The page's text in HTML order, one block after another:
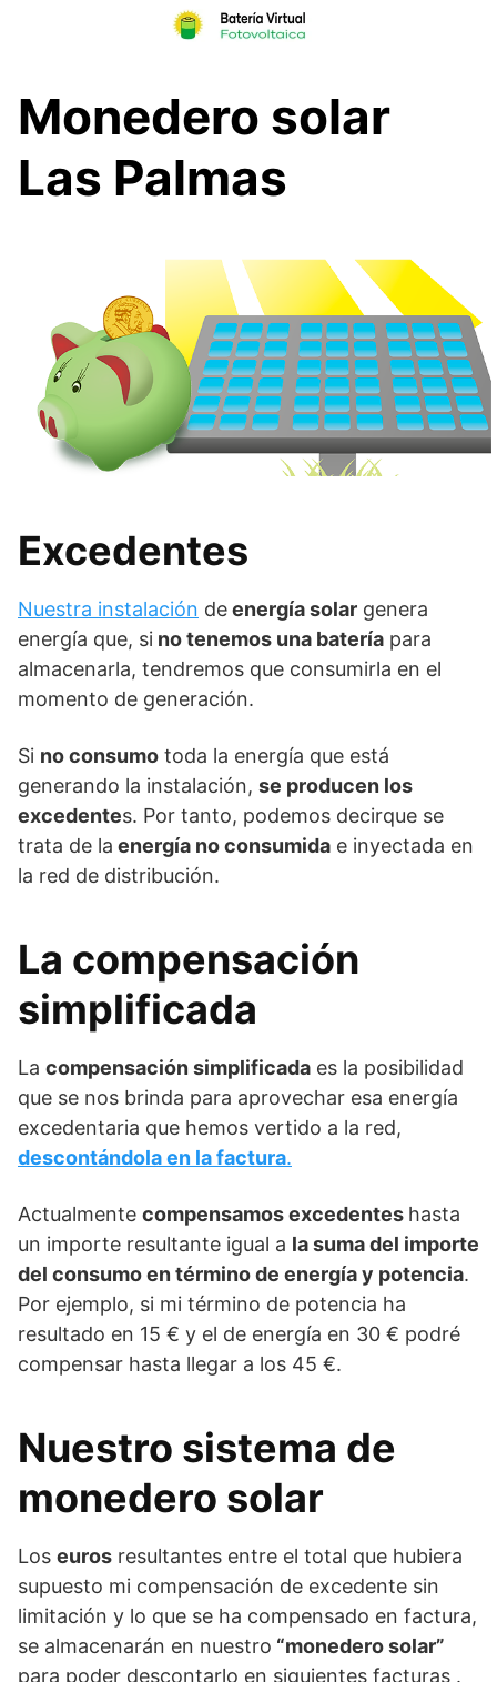
Monedero solar
Las Palmas
Excedentes
Nuestra instalación deenergía solar genera
energía que, si no tenemos una batería para
almacenarla, tendremos que consumirla en el
momento de generación.
Si no consumo toda la energía que está
generando la instalación, se producen los
excedentes. Por tanto, podemos decirque se
trata de la energía no consumida e inyectada en
la red de distribución.
La compensación
simplificada
La compensación simplificada es la posibilidad
que se nos brinda para aprovechar esa energía
excedentaria que hemos vertido a la red,
descontándola en la factura.
Actualmente compensamos excedentes hasta
un importe resultante igual a la suma del importe
del consumo en término de energía y potencia.
Por ejemplo, si mi término de potencia ha
resultado en 15 € y el de energía en 30 € podré
compensar hasta llegar a los 45 €.
Nuestro sistema de
monedero solar
Los euros resultantes entre el total que hubiera
supuesto mi compensación de excedente sin
limitación y lo que se ha compensado en factura,
se almacenarán en nuestro “monedero solar”
para poder descontarlo en siguientes facturas .